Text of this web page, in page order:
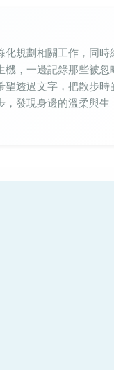
化規劃相關工作，同時
機，一邊記錄那些被忽
望透過文字，把散步時
，發現身邊的溫柔與生